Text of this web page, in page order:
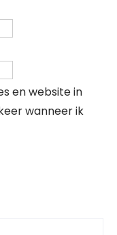
en website in
wanneer ik